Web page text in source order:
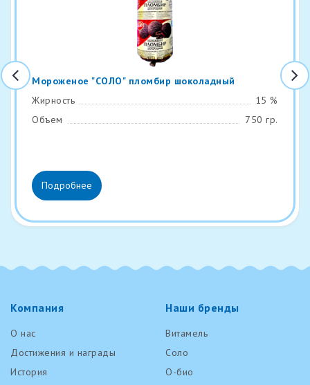
Мороженое "СОЛО" пломбир шоколадный
Жирность
15 %
Объем
750 гр.
Подробнее
Компания
О нас
Достижения и награды
История
Наши бренды
Витамель
Соло
О-био